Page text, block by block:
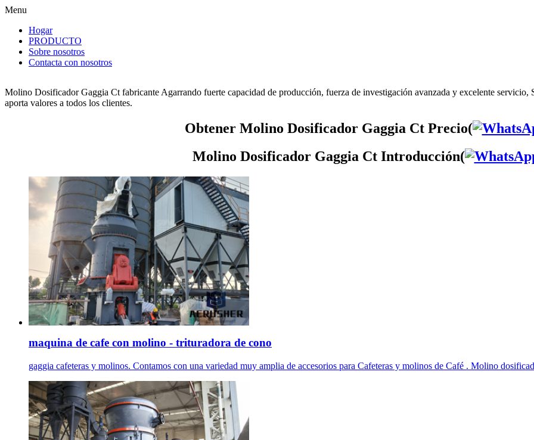
Menu
Hogar
PRODUCTO
Sobre nosotros
Contacta con nosotros
Molino Dosificador Gaggia Ct fabricante Agarrando fuerte capacidad de producción, fuerza de investigación avanzada y excelente
aporta valores a todos los clientes.
Obtener Molino Dosificador Gaggia Ct Precio(
Molino Dosificador Gaggia Ct Introducción(
maquina de cafe con molino - trituradora de cono
gaggia cafeteras y molinos. Contamos con una variedad muy amplia de accesorios para Cafeteras y molinos de Café . Molino